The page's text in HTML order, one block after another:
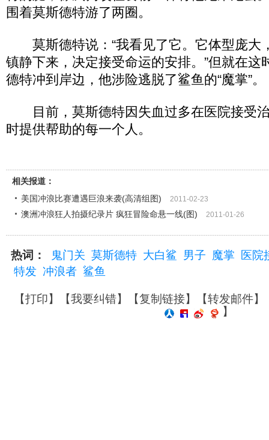
围着莫斯德特游了两圈。
莫斯德特说：“我看见了它。它体型庞大
镇静下来，决定接受命运的安排。”但就在这
德特冲到岸边，他涉险逃脱了鲨鱼的“魔掌”。
目前，莫斯德特因失血过多在医院接受
时提供帮助的每一个人。
相关报道：
美国冲浪比赛遭遇巨浪来袭(高清组图)
2011-02-23
澳洲冲浪狂人拍摄纪录片 疯狂冒险命悬一线(图) 2011-01-26
热词： 鬼门关 莫斯德特 大白鲨 男子 魔掌
医院
特发 冲浪者 鲨鱼
【打印】【我要纠错】【复制链接】【转发邮件】
】